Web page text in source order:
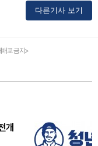
다른기사 보기
포 금지>
개